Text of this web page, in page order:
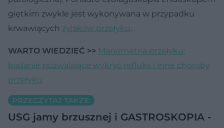
giętkim zwykle jest wykonywana w przypadku
krwawiących żylaków przełyku.
WARTO WIEDZIEĆ >> Manometria przełyku:
badanie pozwalające wykryć refluks i inne choroby
przełyku
PRZECZYTAJ TAKŻE:
USG jamy brzusznej i GASTROSKOPIA -